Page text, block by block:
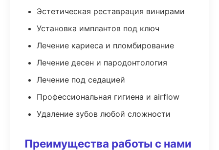
Эстетическая реставрация винирами
Установка имплантов под ключ
Лечение кариеса и пломбирование
Лечение десен и пародонтология
Лечение под седацией
Профессиональная гигиена и airflow
Удаление зубов любой сложности
Преимущества работы с нами